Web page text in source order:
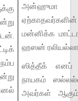
அன்ஹுமா
மன்னிக்க
ஹஸன்
ஸித்தீக் எனப்
நாயகம்
அவர்கள்